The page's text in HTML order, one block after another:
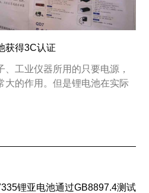
获得3C认证
、工业仪器所用的只要电源，
大的作用。但是锂电池在实际
锂亚电池通过GB8897.4测试